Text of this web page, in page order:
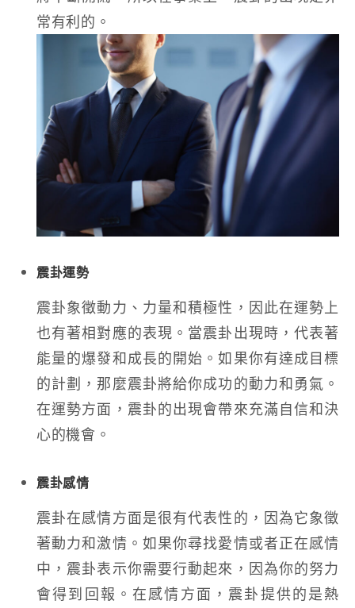
常有利的。
震卦運勢
震卦象徵動力、力量和積極性，因此在運勢上
也有著相對應的表現。當震卦出現時，代表著
能量的爆發和成長的開始。如果你有達成目標
的計劃，那麼震卦將給你成功的動力和勇氣。
在運勢方面，震卦的出現會帶來充滿自信和決
心的機會。
震卦感情
震卦在感情方面是很有代表性的，因為它象徵
著動力和激情。如果你尋找愛情或者正在感情
中，震卦表示你需要行動起來，因為你的努力
會得到回報。在感情方面，震卦提供的是熱